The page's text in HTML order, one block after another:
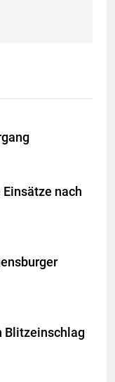
nach
Blitzeinschlag